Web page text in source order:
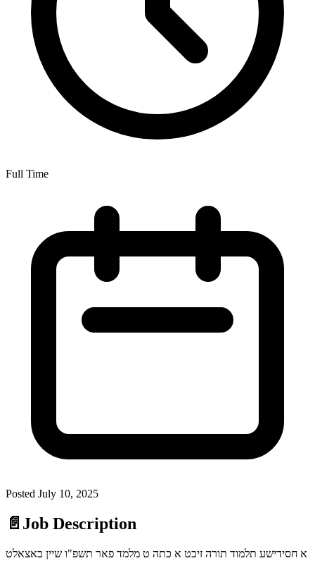
Full Time
Posted July 10, 2025
📄 Job Description
א חסידישע תלמוד תורה זיכט א כתה ט מלמד פאר תשפ"ו שיין באצאלט